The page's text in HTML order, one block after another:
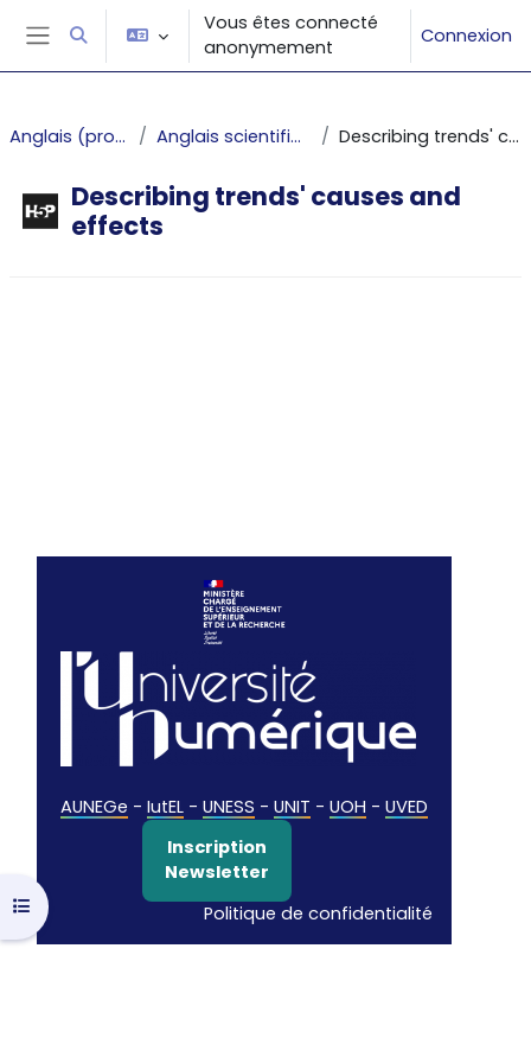
Passer au contenu principal
Panneau latéral
Activer/désactiver la saisie de recherche
Vous êtes connecté
anonymement
Connexion
Ouvrir l’index du cours
Anglais (projet PUNCHy) Anglais scientifique et technique Describing trends' causes and effects
Describing trends' causes and
effects
AUNEGe - IutEL - UNESS - UNIT - UOH - UVED
Inscription
Newsletter
Politique de confidentialité